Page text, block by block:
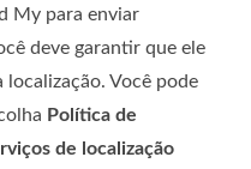
My para enviar
deve garantir que ele
localização. Você pode
Política de
de localização